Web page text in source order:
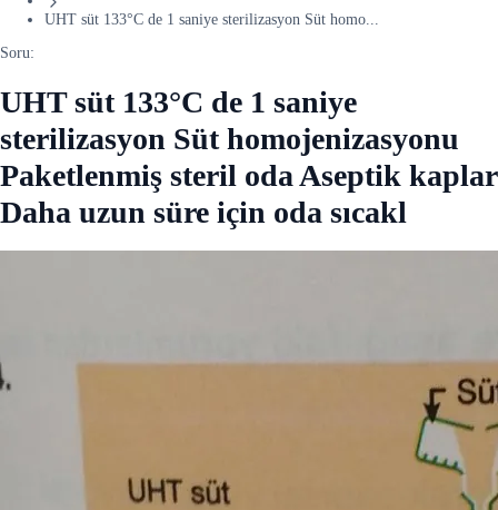
UHT süt 133°C de 1 saniye sterilizasyon Süt homo...
Soru:
UHT süt 133°C de 1 saniye
sterilizasyon Süt homojenizasyonu
Paketlenmiş steril oda Aseptik kaplar
Daha uzun süre için oda sıcakl